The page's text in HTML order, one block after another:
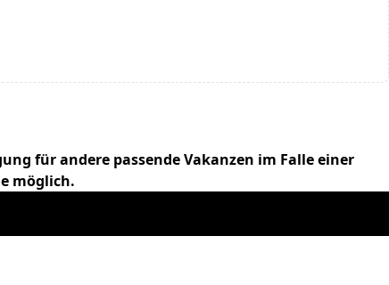
für andere passende Vakanzen im Falle einer
möglich.